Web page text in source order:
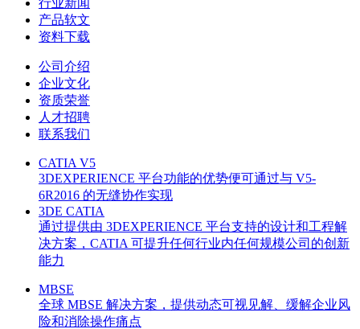
行业新闻
产品软文
资料下载
公司介绍
企业文化
资质荣誉
人才招聘
联系我们
CATIA V5
3DEXPERIENCE 平台功能的优势便可通过与 V5-
6R2016 的无缝协作实现
3DE CATIA
通过提供由 3DEXPERIENCE 平台支持的设计和工程解
决方案，CATIA 可提升任何行业内任何规模公司的创新
能力
MBSE
全球 MBSE 解决方案，提供动态可视见解、缓解企业风
险和消除操作痛点